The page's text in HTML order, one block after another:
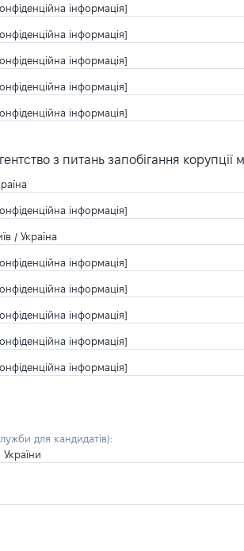
інформація]
інформація]
інформація]
інформація]
інформація]
з питань запобігання
інформація]
/ Україна
інформація]
інформація]
інформація]
інформація]
інформація]
для кандидатів):